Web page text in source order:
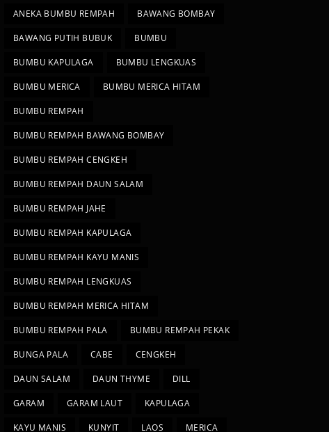
ANEKA BUMBU REMPAH BAWANG BOMBAY
BAWANG PUTIH BUBUK BUMBU
BUMBU KAPULAGA BUMBU LENGKUAS
BUMBU MERICA BUMBU MERICA HITAM
BUMBU REMPAH
BUMBU REMPAH BAWANG BOMBAY
BUMBU REMPAH CENGKEH
BUMBU REMPAH DAUN SALAM
BUMBU REMPAH JAHE
BUMBU REMPAH KAPULAGA
BUMBU REMPAH KAYU MANIS
BUMBU REMPAH LENGKUAS
BUMBU REMPAH MERICA HITAM
BUMBU REMPAH PALA BUMBU REMPAH PEKAK
BUNGA PALA CABE CENGKEH
DAUN SALAM DAUN THYME DILL
GARAM GARAM LAUT KAPULAGA
KAYU MANIS KUNYIT LAOS MERICA